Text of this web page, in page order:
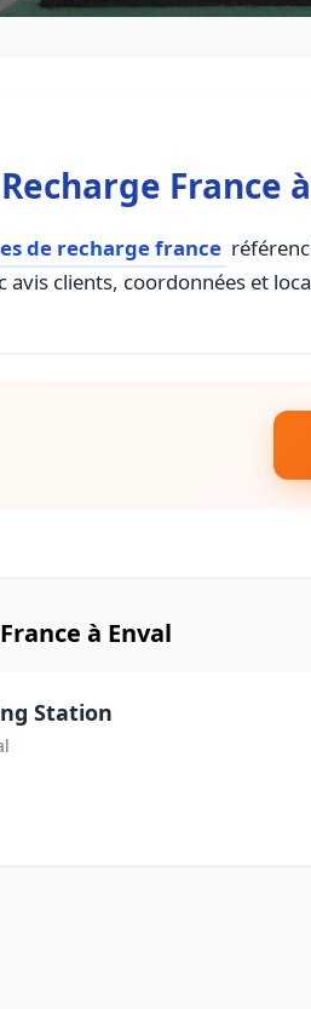
France
de recharge france
avis clients, coordonnées et
à Enval
Station